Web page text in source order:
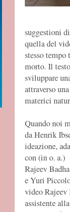
suggestioni
quella del
stesso
morto. Il
sviluppare
attraverso
materici
Quando noi
da Henrik
ideazione,
con (in o. a.)
Rajeev
e Yuri
video Rajeev
assistente